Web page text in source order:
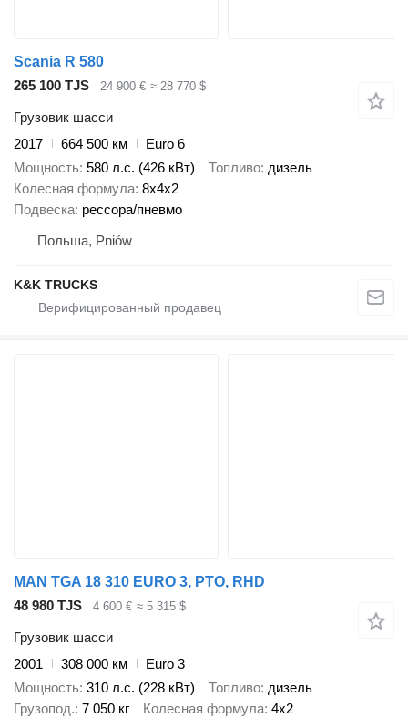
Scania R 580
265 100 TJS
24 900 € ≈ 28 770 $
Грузовик шасси
2017
664 500 км
Euro 6
Мощность 580 л.с. (426 кВт) Топливо дизель
Колесная формула 8x4x2
Подвеска рессора/пневмо
Польша, Pniów
K&K TRUCKS
MAN TGA 18 310 EURO 3, PTO, RHD
48 980 TJS
4 600 € ≈ 5 315 $
Грузовик шасси
2001
308 000 км
Euro 3
Мощность 310 л.с. (228 кВт) Топливо дизель
Грузопод. 7 050 кг Колесная формула 4x2